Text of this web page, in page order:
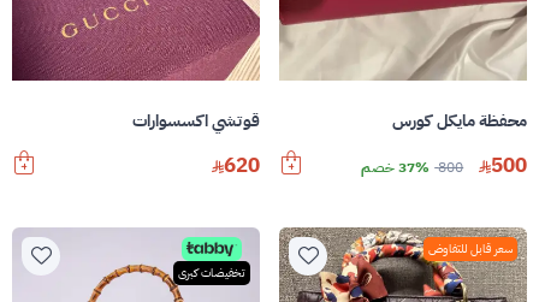
محفظة مايكل كورس
500
800 37% خصم
قوتشي اكسسوارات
620
سعر قابل للتفاوض
تخفيضات كبرى